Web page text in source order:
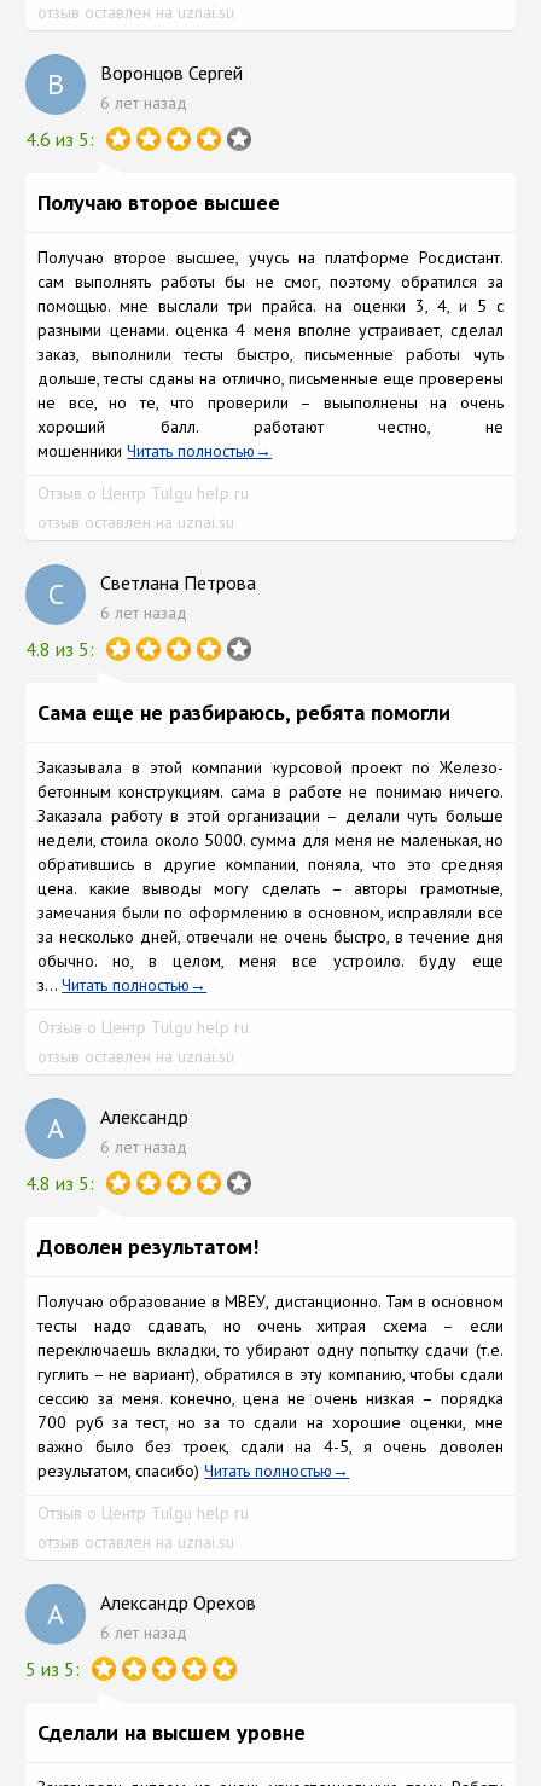
отзыв оставлен на uznai.su
В Воронцов Сергей
6 лет назад
4.6 из 5:
Получаю второе высшее
Получаю второе высшее, учусь на платформе Росдистант.
сам выполнять работы бы не смог, поэтому обратился за
помощью. мне выслали три прайса. на оценки 3, 4, и 5 с
разными ценами. оценка 4 меня вполне устраивает, сделал
заказ, выполнили тесты быстро, письменные работы чуть
дольше, тесты сданы на отлично, письменные еще проверены
не все, но те, что проверили – выыполнены на очень
хороший балл. работают честно, не
мошенникиЧитать полностью
Отзыв о Центр Tulgu help ru
отзыв оставлен на uznai.su
С Светлана Петрова
6 лет назад
4.8 из 5:
Сама еще не разбираюсь, ребята помогли
Заказывала в этой компании курсовой проект по Железо-
бетонным конструкциям. сама в работе не понимаю ничего.
Заказала работу в этой организации – делали чуть больше
недели, стоила около 5000. сумма для меня не маленькая, но
обратившись в другие компании, поняла, что это средняя
цена. какие выводы могу сделать – авторы грамотные,
замечания были по оформлению в основном, исправляли все
за несколько дней, отвечали не очень быстро, в течение дня
обычно. но, в целом, меня все устроило. буду еще
з...Читать полностью
Отзыв о Центр Tulgu help ru
отзыв оставлен на uznai.su
А Александр
6 лет назад
4.8 из 5:
Доволен результатом!
Получаю образование в МВЕУ, дистанционно. Там в основном
тесты надо сдавать, но очень хитрая схема – если
переключаешь вкладки, то убирают одну попытку сдачи (т.е.
гуглить – не вариант), обратился в эту компанию, чтобы сдали
сессию за меня. конечно, цена не очень низкая – порядка
700 руб за тест, но за то сдали на хорошие оценки, мне
важно было без троек, сдали на 4-5, я очень доволен
результатом, спасибо)Читать полностью
Отзыв о Центр Tulgu help ru
отзыв оставлен на uznai.su
А Александр Орехов
6 лет назад
5 из 5:
Сделали на высшем уровне